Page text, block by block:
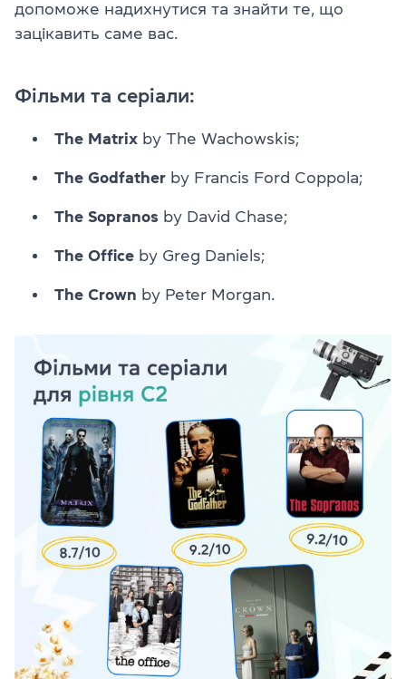
допоможе надихнутися та знайти те, що
зацікавить саме вас.
Фільми та серіали:
The Matrix by The Wachowskis;
The Godfather by Francis Ford Coppola;
The Sopranos by David Chase;
The Office by Greg Daniels;
The Crown by Peter Morgan.